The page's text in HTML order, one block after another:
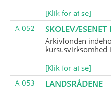
[Klik for at se]
A 052
Arkivfonden
kursusvirksomhed
[Klik for at se]
A 053
LANDSRÅDENE